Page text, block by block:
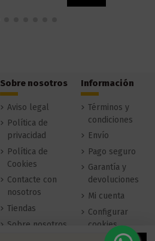
Sobre nosotros
Aviso legal
Política de
privacidad
Política de
Cookies
Contacte con
nosotros
Tiendas
Sobre nosotros
Información
Términos y
condiciones
Envío
Pago seguro
Garantía y
devoluciones
Mi cuenta
Configurar
cookies